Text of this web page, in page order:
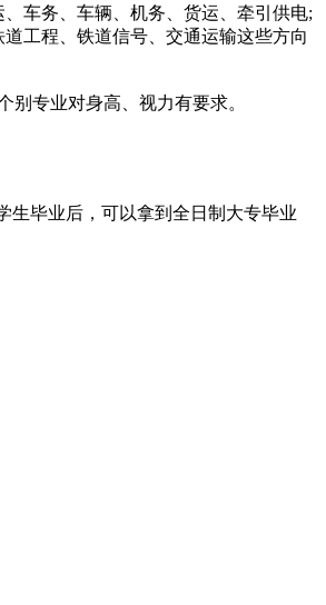
车务、车辆、机务、货运、牵引供电;
工程、铁道信号、交通运输这些方向
专业对身高、视力有要求。
生毕业后，可以拿到全日制大专毕业